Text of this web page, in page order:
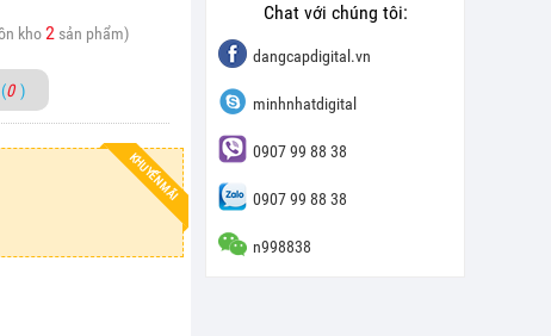
kho2 sản phẩm)
0 )
KHUYẾN MÃI
Chat với chúng tôi:
dangcapdigital.vn
minhnhatdigital
0907 99 88 38
0907 99 88 38
n998838